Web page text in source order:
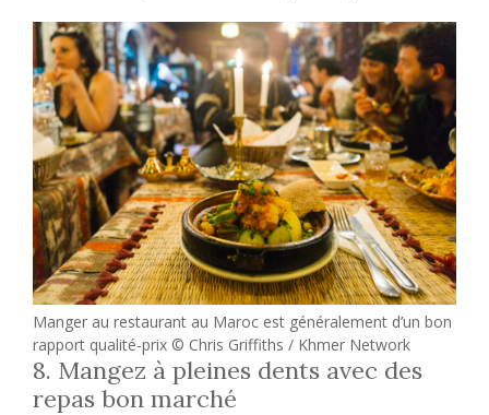
Manger au restaurant au Maroc est généralement d’un bon
rapport qualité-prix © Chris Griffiths / Khmer Network
8. Mangez à pleines dents avec des
repas bon marché